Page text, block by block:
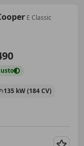
E Classic
135 kW (184 CV)